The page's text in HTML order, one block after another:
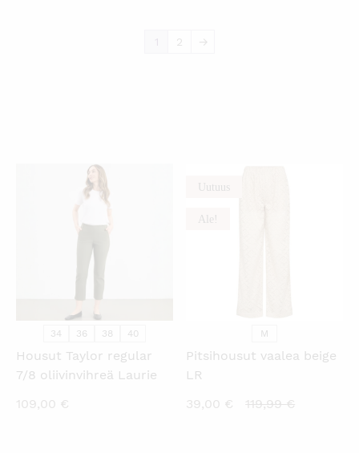
1 2 →
KATSO PIKANÄKYMÄ
34 36 38 40
Housut Taylor regular
7/8 oliivinvihreä Laurie
109,00 €
Uutuus
Ale!
KATSO PIKANÄKYMÄ
M
Pitsihousut vaalea beige
LR
39,00 €
Nykyinen
119,99€